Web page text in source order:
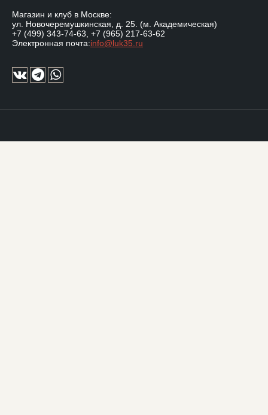
Магазин и клуб в Москве:
ул. Новочеремушкинская, д. 25. (м. Академическая)
+7 (499) 343-74-63 +7 (965) 217-63-62
Электронная почта:info@luk35.ru